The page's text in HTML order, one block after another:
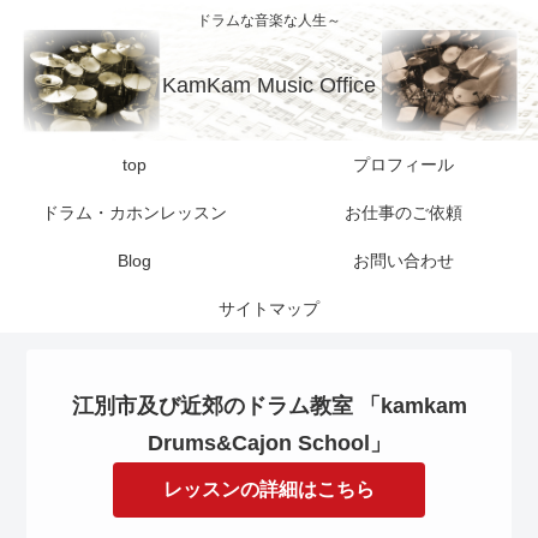
ドラムな音楽な人生～
KamKam Music Office
top プロフィール
ドラム・カホンレッスン お仕事のご依頼
Blog お問い合わせ
サイトマップ
江別市及び近郊のドラム教室 「kamkam
Drums&Cajon School」
レッスンの詳細はこちら